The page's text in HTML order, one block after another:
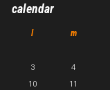
calendar
l m
3
4
10
11